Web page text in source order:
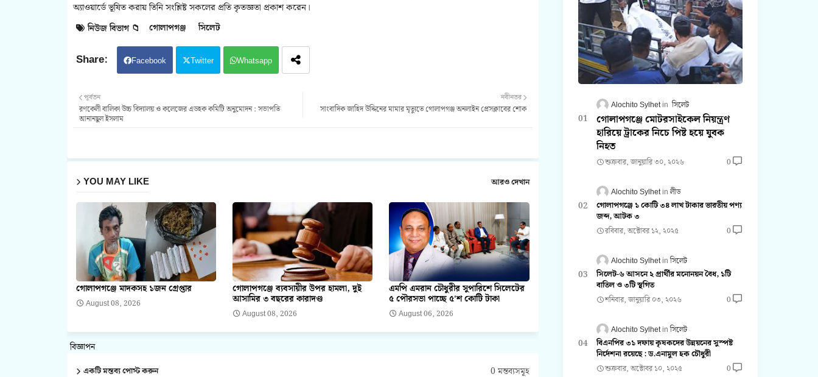
অ্যাওয়ার্ডে ভূষিত করায় তিনি সংশ্লিষ্ট সকলের প্রতি কৃতজ্ঞতা প্রকাশ করেন।
নিউজ বিভাগ 📁 গোলাপগঞ্জ সিলেট
Facebook Twitter Whatsapp
নবীনতর
সাংবাদিক জাহিদ উদ্দিনের মামার মৃত্যুতে গোলাপগঞ্জ অনলাইন প্রেসক্লাবের শোক
পূর্বতন
রণকেলী বালিকা উচ্চ বিদ্যালয় ও কলেজের এডহক কমিটি অনুমোদন : সভাপতি
আনানছুল ইসলাম
YOU MAY LIKE আরও দেখান
গোলাপগঞ্জে মাদকসহ ১জন গ্রেপ্তার
August 08, 2026
গোলাপগঞ্জে ব্যবসায়ীর উপর হামলা, দুই
আসামির ৩ বছরের কারাদণ্ড
August 08, 2026
এমপি এমরান চৌধুরীর সুপারিশে সিলেটের
৫ পৌরসভা পাচ্ছে ৫'শ কোটি টাকা
August 06, 2026
বিজ্ঞাপন
একটি মন্তব্য পোস্ট করুন 0 মন্তব্যসমূহ
Alochito Sylhet সিলেট
গোলাপগঞ্জে মোটরসাইকেল নিয়ন্ত্রণ
হারিয়ে ট্রাকের নিচে পিষ্ট হয়ে যুবক
নিহত
শুক্রবার, জানুয়ারি ৩০, ২০২৬ 0
Alochito Sylhet লীড
গোলাপগঞ্জে ১ কোটি ৩৪ লাখ টাকার ভারতীয় পণ্য
জব্দ, আটক ৩
রবিবার, অক্টোবর ১২, ২০২৫ 0
Alochito Sylhet সিলেট
সিলেট-৬ আসনে ২ প্রার্থীর মনোনয়ন বৈধ, ১টি
বাতিল ও ৩টি স্থগিত
শনিবার, জানুয়ারি ০৩, ২০২৬ 0
Alochito Sylhet সিলেট
বিএনপির ৩১ দফায় কৃষকদের উন্নয়নের সুস্পষ্ট
নির্দেশনা রয়েছে : ড.এনামুল হক চৌধুরী
শুক্রবার, অক্টোবর ১০, ২০২৫ 0